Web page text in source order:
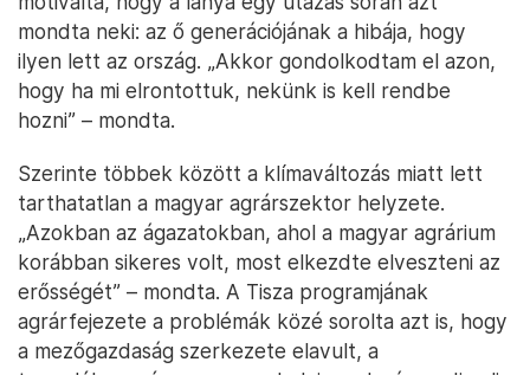
mondta neki: az ő generációjának a hibája, hogy
ilyen lett az ország. „Akkor gondolkodtam el azon,
hogy ha mi elrontottuk, nekünk is kell rendbe
hozni” – mondta.
Szerinte többek között a klímaváltozás miatt lett
tarthatatlan a magyar agrárszektor helyzete.
„Azokban az ágazatokban, ahol a magyar agrárium
korábban sikeres volt, most elkezdte elveszteni az
erősségét” – mondta. A Tisza programjának
agrárfejezete a problémák közé sorolta azt is, hogy
a mezőgazdaság szerkezete elavult, a